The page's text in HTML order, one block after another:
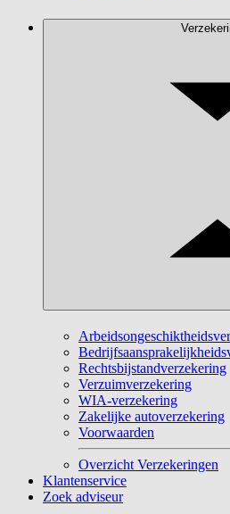
Rechtsbijstandverzekering
Verzuimverzekering
WIA-verzekering
Zakelijke autoverzekering
Voorwaarden
Overzicht Verzekeringen
Klantenservice
Zoek adviseur